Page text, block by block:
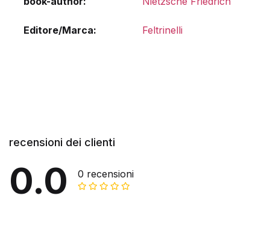
Editore/Marca Feltrinelli
recensioni dei clienti
0.0 0 recensioni